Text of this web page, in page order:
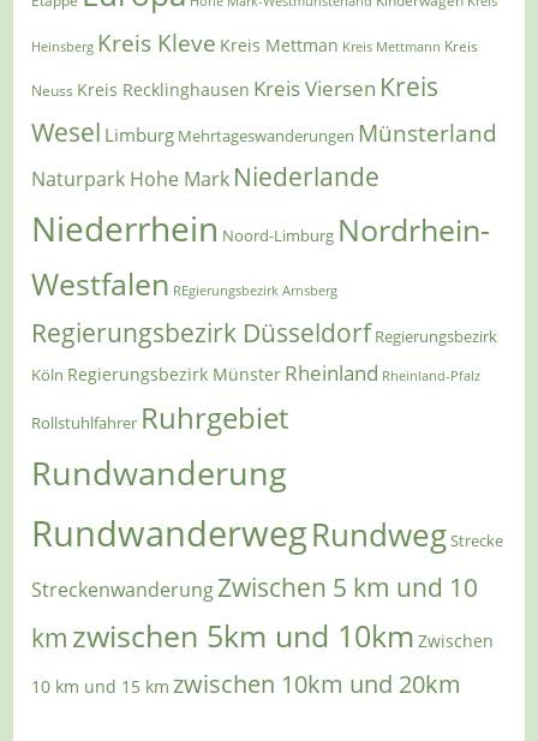
Heinsberg Kreis Kleve Kreis Mettman Kreis Mettmann Kreis
Neuss Kreis Recklinghausen Kreis Viersen Kreis
Wesel Limburg Mehrtageswanderungen Münsterland
Naturpark Hohe Mark Niederlande
Niederrhein Noord-Limburg Nordrhein-
Westfalen REgierungsbezirk Arnsberg
Regierungsbezirk Düsseldorf Regierungsbezirk
Köln Regierungsbezirk Münster Rheinland Rheinland-Pfalz
Rollstuhlfahrer Ruhrgebiet
Rundwanderung
RundwanderwegRundwegStrecke
StreckenwanderungZwischen 5 km und 10
km zwischen 5km und 10km Zwischen
10 km und 15 km zwischen 10km und 20km